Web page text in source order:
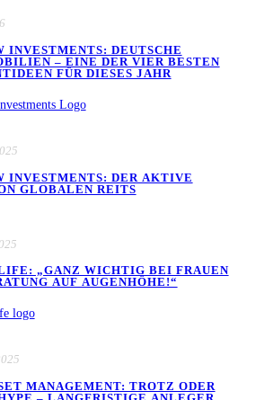
INVESTMENTS: DEUTSCHE
– EINE DER VIER BESTEN
FÜR DIESES JAHR
INVESTMENTS: DER AKTIVE
GLOBALEN REITS
„GANZ WICHTIG BEI FRAUEN
AUF AUGENHÖHE!“
MANAGEMENT: TROTZ ODER